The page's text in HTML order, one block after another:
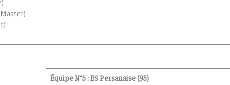
Équipe N°5 : ES Persanaise (95)